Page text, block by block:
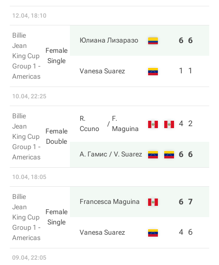
12.04, 18:10
Billie
Jean
King Cup
Group 1 -
Americas
Female
Single
Юлиана Лизаразо 6 6
Vanesa Suarez 1 1
10.04, 22:25
Billie
Jean
King Cup
Group 1 -
Americas
Female
Double
R.
Ccuno
F.
Maguina
4 2
А. Гамис V. Suarez 6 6
10.04, 18:05
Billie
Jean
King Cup
Group 1 -
Americas
Female
Single
Francesca Maguina 6 7
Vanesa Suarez 4 6
09.04, 22:05